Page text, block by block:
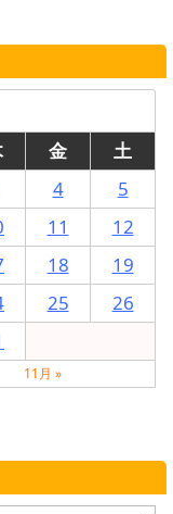
金
土
4
5
11
12
18
19
25
26
11月 »